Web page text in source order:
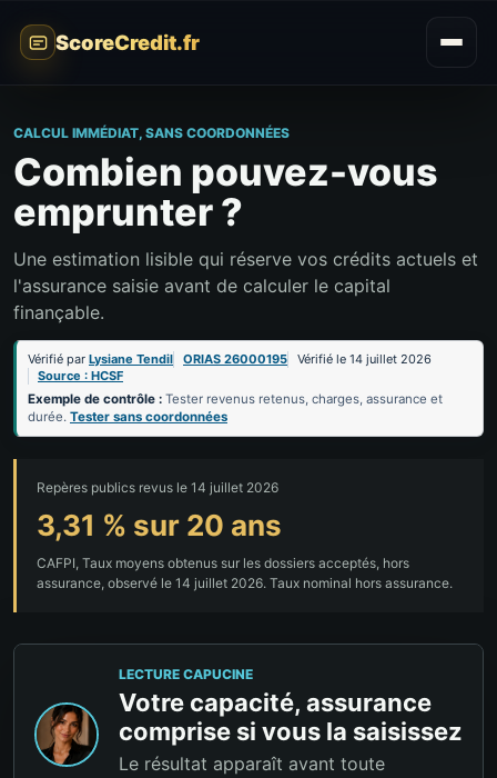
ScoreCredit.fr
CALCUL IMMÉDIAT, SANS COORDONNÉES
Combien pouvez-vous
emprunter ?
Une estimation lisible qui réserve vos crédits actuels et
l'assurance saisie avant de calculer le capital
finançable.
Vérifié par Lysiane Tendil ORIAS 26000195
Vérifié le 14 juillet 2026
Source : HCSF
Exemple de contrôle : Tester revenus retenus, charges, assurance et
durée. Tester sans coordonnées
Repères publics revus le 14 juillet 2026
3,31 % sur 20 ans
CAFPI, Taux moyens obtenus sur les dossiers acceptés, hors
assurance, observé le 14 juillet 2026. Taux nominal hors assurance.
LECTURE CAPUCINE
Votre capacité, assurance
comprise si vous la saisissez
Le résultat apparaît avant toute